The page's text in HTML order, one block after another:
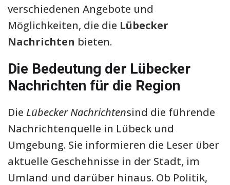
verschiedenen Angebote und
Möglichkeiten, die die Lübecker
Nachrichten bieten.
Die Bedeutung der Lübecker
Nachrichten für die Region
Die Lübecker Nachrichtensind die führende
Nachrichtenquelle in Lübeck und
Umgebung. Sie informieren die Leser über
aktuelle Geschehnisse in der Stadt, im
Umland und darüber hinaus. Ob Politik,